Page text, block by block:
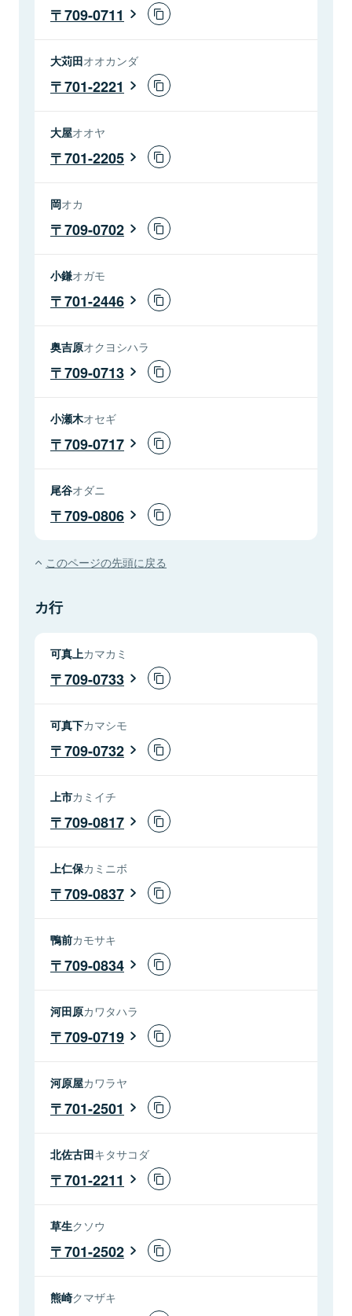
709-0711
大苅田オオカンダ
701-2221
大屋オオヤ
701-2205
岡オカ
709-0702
小鎌オガモ
701-2446
奥吉原オクヨシハラ
709-0713
小瀬木オセギ
709-0717
尾谷オダニ
709-0806
このページの先頭に戻る
カ行
可真上カマカミ
709-0733
可真下カマシモ
709-0732
上市カミイチ
709-0817
上仁保カミニボ
709-0837
鴨前カモサキ
709-0834
河田原カワタハラ
709-0719
河原屋カワラヤ
701-2501
北佐古田キタサコダ
701-2211
草生クソウ
701-2502
熊崎クマザキ